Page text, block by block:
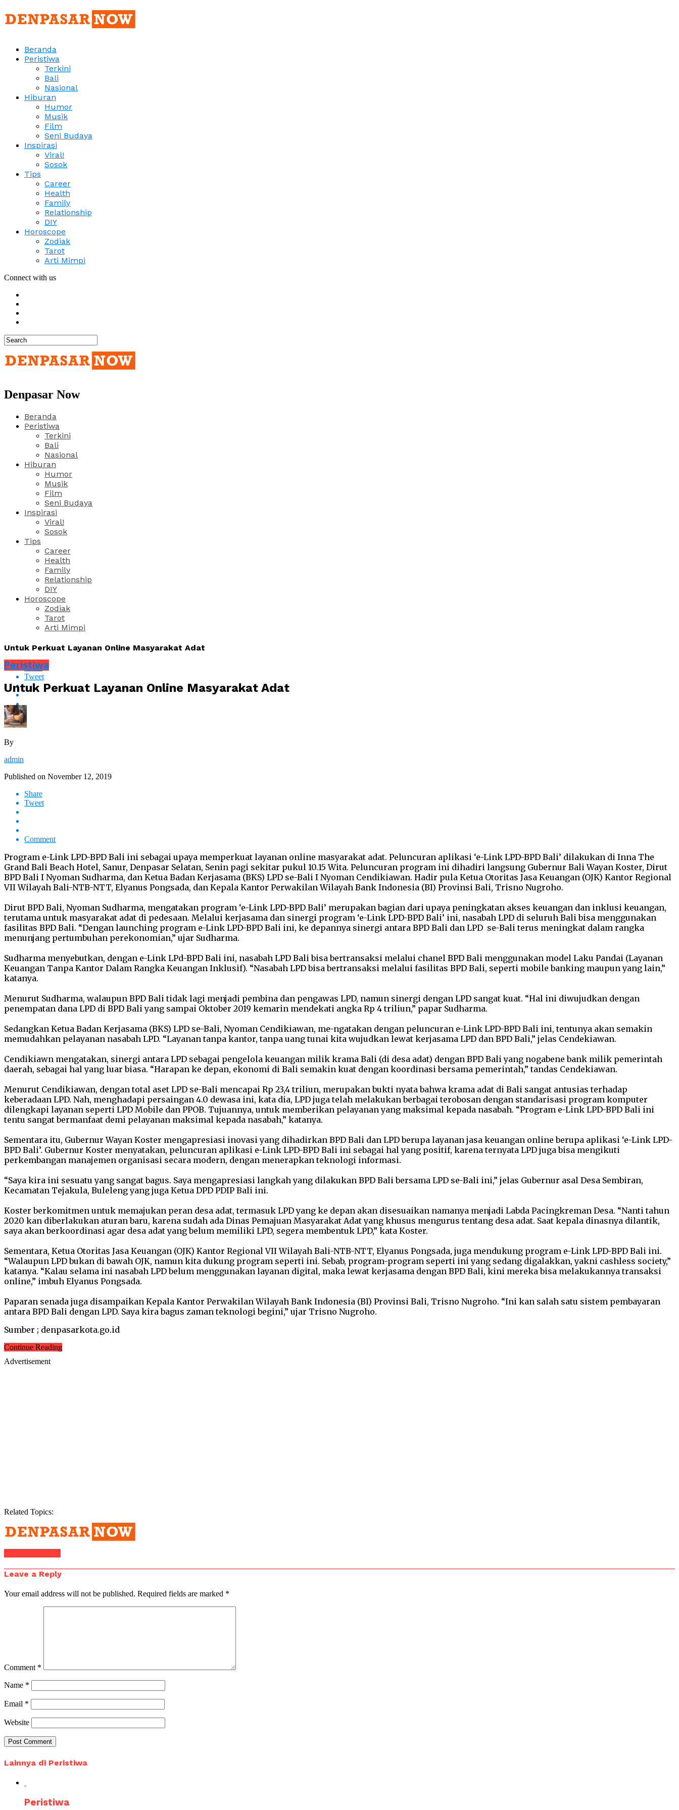
Beranda
Peristiwa
Terkini
Bali
Nasional
Hiburan
Humor
Musik
Film
Seni Budaya
Inspirasi
Viral!
Sosok
Tips
Career
Health
Family
Relationship
DIY
Horoscope
Zodiak
Tarot
Arti Mimpi
Connect with us
Denpasar Now
Beranda
Peristiwa
Terkini
Bali
Nasional
Hiburan
Humor
Musik
Film
Seni Budaya
Inspirasi
Viral!
Sosok
Tips
Career
Health
Family
Relationship
DIY
Horoscope
Zodiak
Tarot
Arti Mimpi
Untuk Perkuat Layanan Online Masyarakat Adat
Share
Tweet
Peristiwa
Untuk Perkuat Layanan Online Masyarakat Adat
By
admin
Published on November 12, 2019
Share
Tweet
Comment
Program e-Link LPD-BPD Bali ini sebagai upaya memperkuat layanan online masyarakat adat. Peluncuran aplikasi ‘e-Link LPD-BPD Bali’ dilakukan di Inna The
Grand Bali Beach Hotel, Sanur, Denpasar Selatan, Senin pagi sekitar pukul 10.15 Wita. Peluncuran program ini dihadiri langsung Gubernur Bali Wayan Koster, Dirut
BPD Bali I Nyoman Sudharma, dan Ketua Badan Kerjasama (BKS) LPD se-Bali I Nyoman Cendikiawan. Hadir pula Ketua Otoritas Jasa Keuangan (OJK) Kantor Regional
VII Wilayah Bali-NTB-NTT, Elyanus Pongsada, dan Kepala Kantor Perwakilan Wilayah Bank Indonesia (BI) Provinsi Bali, Trisno Nugroho.
Dirut BPD Bali, Nyoman Sudharma, mengatakan program ‘e-Link LPD-BPD Bali’ merupakan bagian dari upaya peningkatan akses keuangan dan inklusi keuangan,
terutama untuk masyarakat adat di pedesaan. Melalui kerjasama dan sinergi program ‘e-Link LPD-BPD Bali’ ini, nasabah LPD di seluruh Bali bisa menggunakan
fasilitas BPD Bali. “Dengan launching program e-Link LPD-BPD Bali ini, ke depannya sinergi antara BPD Bali dan LPD se-Bali terus meningkat dalam rangka
menunjang pertumbuhan perekonomian,” ujar Sudharma.
Sudharma menyebutkan, dengan e-Link LPd-BPD Bali ini, nasabah LPD Bali bisa bertransaksi melalui chanel BPD Bali menggunakan model Laku Pandai (Layanan
Keuangan Tanpa Kantor Dalam Rangka Keuangan Inklusif). “Nasabah LPD bisa bertransaksi melalui fasilitas BPD Bali, seperti mobile banking maupun yang lain,”
katanya.
Menurut Sudharma, walaupun BPD Bali tidak lagi menjadi pembina dan pengawas LPD, namun sinergi dengan LPD sangat kuat. “Hal ini diwujudkan dengan
penempatan dana LPD di BPD Bali yang sampai Oktober 2019 kemarin mendekati angka Rp 4 triliun,” papar Sudharma.
Sedangkan Ketua Badan Kerjasama (BKS) LPD se-Bali, Nyoman Cendikiawan, me-ngatakan dengan peluncuran e-Link LPD-BPD Bali ini, tentunya akan semakin
memudahkan pelayanan nasabah LPD. “Layanan tanpa kantor, tanpa uang tunai kita wujudkan lewat kerjasama LPD dan BPD Bali,” jelas Cendekiawan.
Cendikiawn mengatakan, sinergi antara LPD sebagai pengelola keuangan milik krama Bali (di desa adat) dengan BPD Bali yang nogabene bank milik pemerintah
daerah, sebagai hal yang luar biasa. “Harapan ke depan, ekonomi di Bali semakin kuat dengan koordinasi bersama pemerintah,” tandas Cendekiawan.
Menurut Cendikiawan, dengan total aset LPD se-Bali mencapai Rp 23,4 triliun, merupakan bukti nyata bahwa krama adat di Bali sangat antusias terhadap
keberadaan LPD. Nah, menghadapi persaingan 4.0 dewasa ini, kata dia, LPD juga telah melakukan berbagai terobosan dengan standarisasi program komputer
dilengkapi layanan seperti LPD Mobile dan PPOB. Tujuannya, untuk memberikan pelayanan yang maksimal kepada nasabah. “Program e-Link LPD-BPD Bali ini
tentu sangat bermanfaat demi pelayanan maksimal kepada nasabah,” katanya.
Sementara itu, Gubernur Wayan Koster mengapresiasi inovasi yang dihadirkan BPD Bali dan LPD berupa layanan jasa keuangan online berupa aplikasi ‘e-Link LPD-
BPD Bali’. Gubernur Koster menyatakan, peluncuran aplikasi e-Link LPD-BPD Bali ini sebagai hal yang positif, karena ternyata LPD juga bisa mengikuti
perkembangan manajemen organisasi secara modern, dengan menerapkan teknologi informasi.
“Saya kira ini sesuatu yang sangat bagus. Saya mengapresiasi langkah yang dilakukan BPD Bali bersama LPD se-Bali ini,” jelas Gubernur asal Desa Sembiran,
Kecamatan Tejakula, Buleleng yang juga Ketua DPD PDIP Bali ini.
Koster berkomitmen untuk memajukan peran desa adat, termasuk LPD yang ke depan akan disesuaikan namanya menjadi Labda Pacingkreman Desa. “Nanti tahun
2020 kan diberlakukan aturan baru, karena sudah ada Dinas Pemajuan Masyarakat Adat yang khusus mengurus tentang desa adat. Saat kepala dinasnya dilantik,
saya akan berkoordinasi agar desa adat yang belum memiliki LPD, segera membentuk LPD,” kata Koster.
Sementara, Ketua Otoritas Jasa Keuangan (OJK) Kantor Regional VII Wilayah Bali-NTB-NTT, Elyanus Pongsada, juga mendukung program e-Link LPD-BPD Bali ini.
“Walaupun LPD bukan di bawah OJK, namun kita dukung program seperti ini. Sebab, program-program seperti ini yang sedang digalakkan, yakni cashless society,”
katanya. “Kalau selama ini nasabah LPD belum menggunakan layanan digital, maka lewat kerjasama dengan BPD Bali, kini mereka bisa melakukannya transaksi
online,” imbuh Elyanus Pongsada.
Paparan senada juga disampaikan Kepala Kantor Perwakilan Wilayah Bank Indonesia (BI) Provinsi Bali, Trisno Nugroho. “Ini kan salah satu sistem pembayaran
antara BPD Bali dengan LPD. Saya kira bagus zaman teknologi begini,” ujar Trisno Nugroho.
Sumber ; denpasarkota.go.id
Continue Reading
Advertisement
Related Topics:
Leave a Reply
Your email address will not be published. Required fields are marked *
Comment *
Name *
Email *
Website
Lainnya di Peristiwa
Peristiwa